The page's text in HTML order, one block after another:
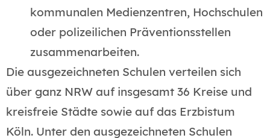
kommunalen Medienzentren, Hochschulen
oder polizeilichen Präventionsstellen
zusammenarbeiten.
Die ausgezeichneten Schulen verteilen sich
über ganz NRW auf insgesamt 36 Kreise und
kreisfreie Städte sowie auf das Erzbistum
Köln. Unter den ausgezeichneten Schulen